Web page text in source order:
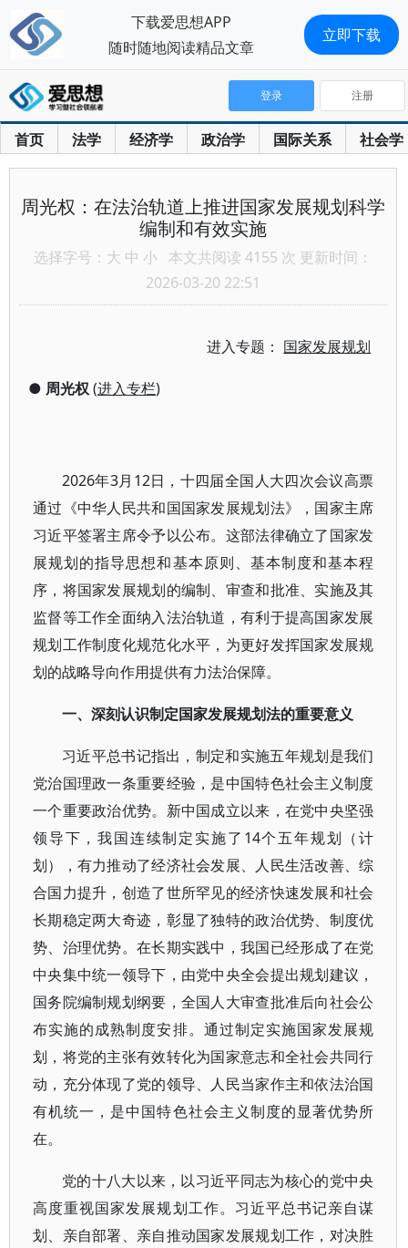
首页 法学 经济学 政治学 国际关系 社会学
登录 注册
周光权：在法治轨道上推进国家发展规划科学
编制和有效实施
选择字号： 大 中 小 本文共阅读 4155 次 更新时间：
2026-03-20 22:51
进入专题： 国家发展规划
● 周光权(进入专栏)
2026年3月12日，十四届全国人大四次会议高票
通过《中华人民共和国国家发展规划法》，国家主席
习近平签署主席令予以公布。这部法律确立了国家发
展规划的指导思想和基本原则、基本制度和基本程
序，将国家发展规划的编制、审查和批准、实施及其
监督等工作全面纳入法治轨道，有利于提高国家发展
规划工作制度化规范化水平，为更好发挥国家发展规
划的战略导向作用提供有力法治保障。
一、深刻认识制定国家发展规划法的重要意义
习近平总书记指出，制定和实施五年规划是我们
党治国理政一条重要经验，是中国特色社会主义制度
一个重要政治优势。新中国成立以来，在党中央坚强
领导下，我国连续制定实施了14个五年规划（计
划），有力推动了经济社会发展、人民生活改善、综
合国力提升，创造了世所罕见的经济快速发展和社会
长期稳定两大奇迹，彰显了独特的政治优势、制度优
势、治理优势。在长期实践中，我国已经形成了在党
中央集中统一领导下，由党中央全会提出规划建议，
国务院编制规划纲要，全国人大审查批准后向社会公
布实施的成熟制度安排。通过制定实施国家发展规
划，将党的主张有效转化为国家意志和全社会共同行
动，充分体现了党的领导、人民当家作主和依法治国
有机统一，是中国特色社会主义制度的显著优势所
在。
党的十八大以来，以习近平同志为核心的党中央
高度重视国家发展规划工作。习近平总书记亲自谋
划、亲自部署、亲自推动国家发展规划工作，对决胜
下载爱思想APP
随时随地阅读精品文章
立即下载